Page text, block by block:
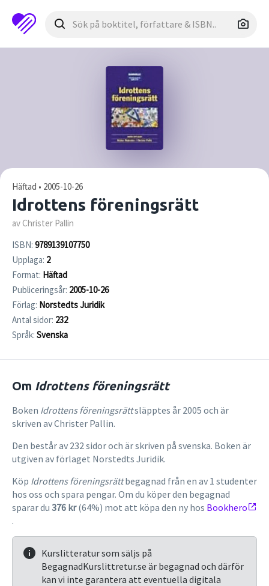
Häftad • 2005-10-26
Idrottens föreningsrätt
av Christer Pallin
ISBN: 9789139107750
Upplaga: 2
Format: Häftad
Publiceringsår: 2005-10-26
Förlag: Norstedts Juridik
Antal sidor: 232
Språk: Svenska
Om Idrottens föreningsrätt
Boken Idrottens föreningsrättsläpptes år 2005 och är
skriven av Christer Pallin.
Den består av 232 sidor och är skriven på svenska. Boken är
utgiven av förlaget Norstedts Juridik.
Köp Idrottens föreningsrättbegagnad från en av 1 studenter
hos oss och spara pengar. Om du köper den begagnad
sparar du 376 kr(64%) mot att köpa den ny hos Bookhero
.
Kurslitteratur som säljs på
BegagnadKurslittretur.se är begagnad och därför
kan vi inte garantera att eventuella digitala